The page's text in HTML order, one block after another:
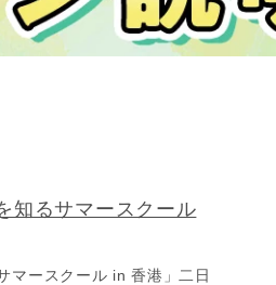
知るサマースクール
マースクール in 香港」二日